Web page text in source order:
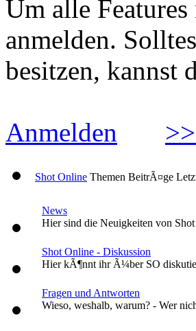
Um alle
anmelden.
besitzen, kannst
Anmelden
Shot Online Themen BeitrÃ¤ge
News
Hier sind die Neuigkeiten von
Shot Online - Diskussion
Hier kÃ¶nnt ihr Ã¼ber SO
Fragen und Antworten
Wieso, weshalb, warum? - Wer